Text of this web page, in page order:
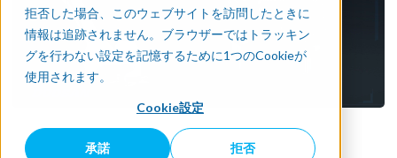
拒否した場合、このウェブサイトを訪問したときに
情報は追跡されません。ブラウザーではトラッキン
グを行わない設定を記憶するために1つのCookieが
使用されます。
Cookie設定
承諾 拒否